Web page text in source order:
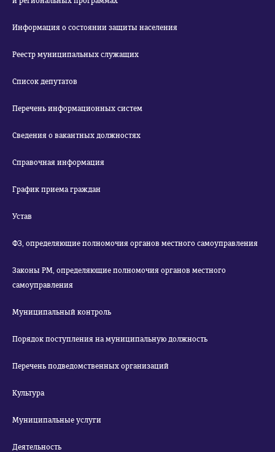
Информация о состоянии защиты населения
Реестр муниципальных служащих
Список депутатов
Перечень информационных систем
Сведения о вакантных должностях
Справочная информация
График приема граждан
Устав
ФЗ, определяющие полномочия органов местного самоуправления
Законы РМ, определяющие полномочия органов местного
самоуправления
Муниципальный контроль
Порядок поступления на муниципальную должность
Перечень подведомственных организаций
Культура
Муниципальные услуги
Деятельность